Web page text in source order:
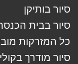
סיור בותיקן
סיור בבית
כל המזרקות
סיור מודרך